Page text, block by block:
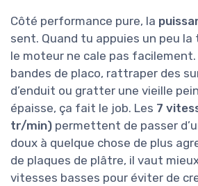
Côté performance pure, la
sent. Quand tu appuies un peu
le moteur ne cale pas facilement.
bandes de placo, rattraper des
d’enduit ou gratter une vieille
épaisse, ça fait le job. Les 7
tr/min) permettent de passer
doux à quelque chose de plus
de plaques de plâtre, il vaut
vitesses basses pour éviter de